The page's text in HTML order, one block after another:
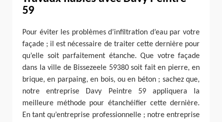
59
Pour éviter les problèmes d’infiltration d’eau par votre
façade ; il est nécessaire de traiter cette dernière pour
qu’elle soit parfaitement étanche. Que votre façade
dans la ville de Bissezeele 59380 soit fait en pierre, en
brique, en parpaing, en bois, ou en béton ; sachez que,
notre entreprise Davy Peintre 59 appliquera la
meilleure méthode pour étanchéifier cette dernière.
En tant qu’entreprise professionnelle ; notre entreprise